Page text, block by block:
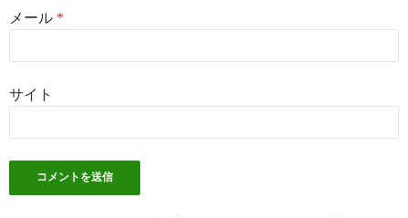
メール *
サイト